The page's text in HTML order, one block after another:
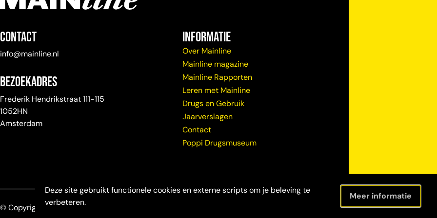
Deze site gebruikt functionele cookies en externe scripts om je beleving te
verbeteren.
Meer informatie
Contact
info@mainline.nl
Bezoekadres
Frederik Hendrikstraat 111-115
1052HN
Amsterdam
Informatie
Over Mainline
Mainline magazine
Mainline Rapporten
Leren met Mainline
Drugs en Gebruik
Jaarverslagen
Contact
Poppi Drugsmuseum
© Copyright Mainline 2026 Maatschappelijke